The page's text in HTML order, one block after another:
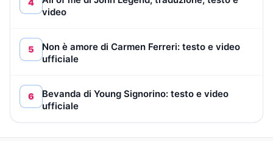
video
5
Non è amore di Carmen Ferreri: testo e video
ufficiale
6
Bevanda di Young Signorino: testo e video
ufficiale